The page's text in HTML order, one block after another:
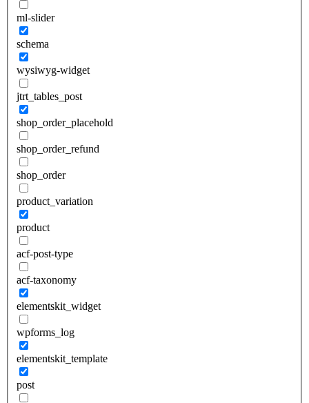
ml-slider
schema
wysiwyg-widget
jtrt_tables_post
shop_order_placehold
shop_order_refund
shop_order
product_variation
product
acf-post-type
acf-taxonomy
elementskit_widget
wpforms_log
elementskit_template
post